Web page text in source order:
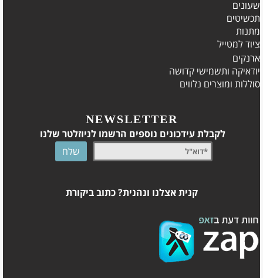
שעונים
תכשיטים
מתנות
ציוד למטייל
ארנקים
יודאיקה ותשמישי קדושה
סוללות ומוצרים נלווים
NEWSLETTER
לקבלת עידכונים נוספים הרשמו לניוזלטר שלנו
קנית אצלנו ונהנית? כתוב ביקורת